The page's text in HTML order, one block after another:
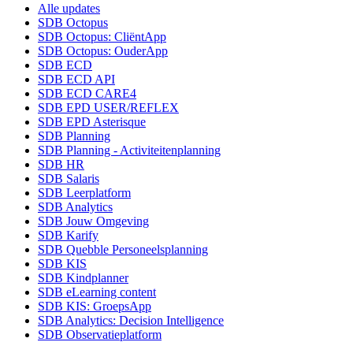
Alle updates
SDB Octopus
SDB Octopus: CliëntApp
SDB Octopus: OuderApp
SDB ECD
SDB ECD API
SDB ECD CARE4
SDB EPD USER/REFLEX
SDB EPD Asterisque
SDB Planning
SDB Planning - Activiteitenplanning
SDB HR
SDB Salaris
SDB Leerplatform
SDB Analytics
SDB Jouw Omgeving
SDB Karify
SDB Quebble Personeelsplanning
SDB KIS
SDB Kindplanner
SDB eLearning content
SDB KIS: GroepsApp
SDB Analytics: Decision Intelligence
SDB Observatieplatform